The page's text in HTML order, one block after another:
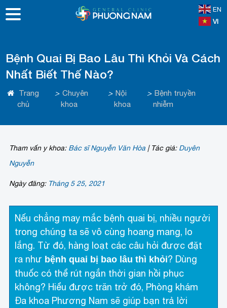
EN
VI
Bệnh Quai Bị Bao Lâu Thì Khỏi Và Cách
Nhất Biết Thế Nào?
Trang
chủ
> Chuyên
khoa
> Nội
khoa
> Bệnh truyền
nhiễm
Tham vấn y khoa: Bác sĩ Nguyễn Văn Hòa |Tác giả: Duyên
Nguyễn
Ngày đăng: Tháng 5 25, 2021
Nếu chẳng may mắc bệnh quai bị, nhiều người
trong chúng ta sẽ vô cùng hoang mang, lo
lắng. Từ đó, hàng loạt các câu hỏi được đặt
ra như bệnh quai bị bao lâu thì khỏi? Dùng
thuốc có thể rút ngắn thời gian hồi phục
không? Hiểu được trăn trở đó, Phòng khám
Đa khoa Phương Nam sẽ giúp bạn trả lời